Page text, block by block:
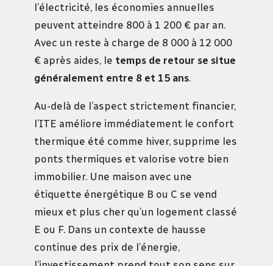
l’électricité, les économies annuelles
peuvent atteindre 800 à 1 200 € par an.
Avec un reste à charge de 8 000 à 12 000
€ après aides, le temps de retour se situe
généralement entre 8 et 15 ans.
Au-delà de l’aspect strictement financier,
l’ITE améliore immédiatement le confort
thermique été comme hiver, supprime les
ponts thermiques et valorise votre bien
immobilier. Une maison avec une
étiquette énergétique B ou C se vend
mieux et plus cher qu’un logement classé
E ou F. Dans un contexte de hausse
continue des prix de l’énergie,